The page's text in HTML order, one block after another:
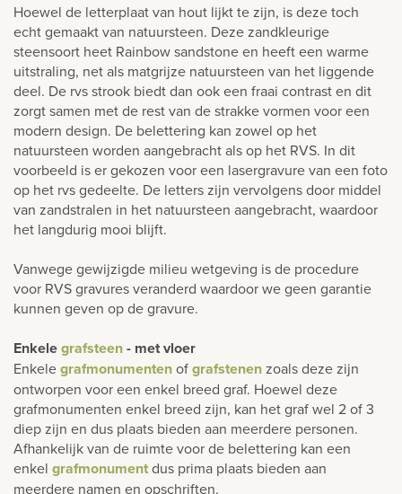
Hoewel de letterplaat van hout lijkt te zijn, is deze toch
echt gemaakt van natuursteen. Deze zandkleurige
steensoort heet Rainbow sandstone en heeft een warme
uitstraling, net als matgrijze natuursteen van het liggende
deel. De rvs strook biedt dan ook een fraai contrast en dit
zorgt samen met de rest van de strakke vormen voor een
modern design. De belettering kan zowel op het
natuursteen worden aangebracht als op het RVS. In dit
voorbeeld is er gekozen voor een lasergravure van een foto
op het rvs gedeelte. De letters zijn vervolgens door middel
van zandstralen in het natuursteen aangebracht, waardoor
het langdurig mooi blijft.
Vanwege gewijzigde milieu wetgeving is de procedure
voor RVS gravures veranderd waardoor we geen garantie
kunnen geven op de gravure.
Enkelegrafsteen- met vloer
Enkelegrafmonumentenofgrafstenenzoals deze zijn
ontworpen voor een enkel breed graf. Hoewel deze
grafmonumenten enkel breed zijn, kan het graf wel 2 of 3
diep zijn en dus plaats bieden aan meerdere personen.
Afhankelijk van de ruimte voor de belettering kan een
enkel grafmonumentdus prima plaats bieden aan
meerdere namen en opschriften.